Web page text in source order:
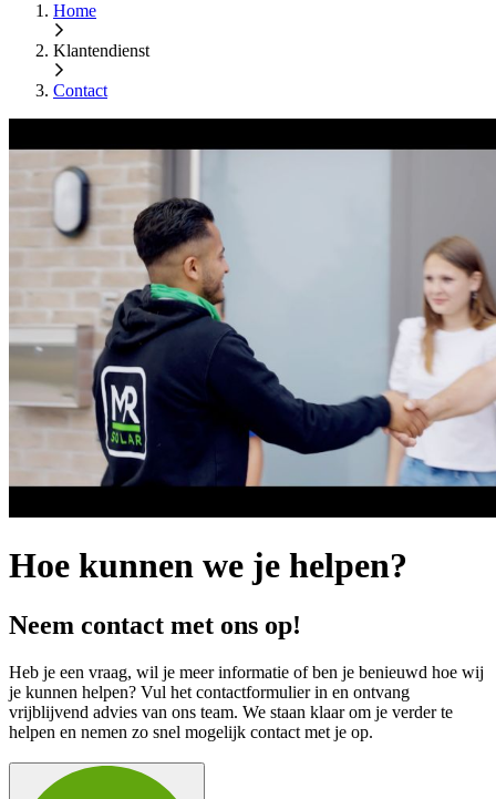
Home
Klantendienst
Contact
Hoe kunnen we je helpen?
Neem contact met ons op!
Heb je een vraag, wil je meer informatie of ben je benieuwd hoe wij
je kunnen helpen? Vul het contactformulier in en ontvang
vrijblijvend advies van ons team. We staan klaar om je verder te
helpen en nemen zo snel mogelijk contact met je op.